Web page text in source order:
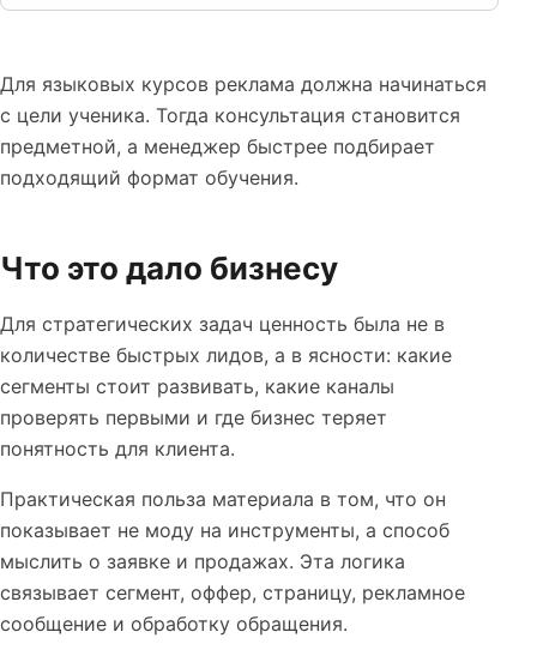
Для языковых курсов реклама должна начинаться
с цели ученика. Тогда консультация становится
предметной, а менеджер быстрее подбирает
подходящий формат обучения.
Что это дало бизнесу
Для стратегических задач ценность была не в
количестве быстрых лидов, а в ясности: какие
сегменты стоит развивать, какие каналы
проверять первыми и где бизнес теряет
понятность для клиента.
Практическая польза материала в том, что он
показывает не моду на инструменты, а способ
мыслить о заявке и продажах. Эта логика
связывает сегмент, оффер, страницу, рекламное
сообщение и обработку обращения.